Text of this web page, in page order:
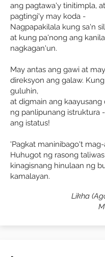
ang pagtawa'y tinitimpla,
pagtingi'y may koda -
Nagpapakilala kung sa'n
at kung pa'nong ang
nagkagan'un.
May antas ang gawi at
direksyon ang galaw.
guluhin,
at digmain ang kaayusang
ng panlipunang istruktura
ang istatus!
'Pagkat maninibago't
Huhugot ng rasong
kinagisnang hinulaan ng
kamalayan.
Likha